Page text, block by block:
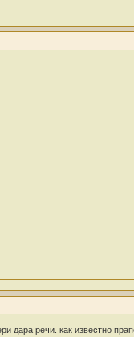
речи. как известно